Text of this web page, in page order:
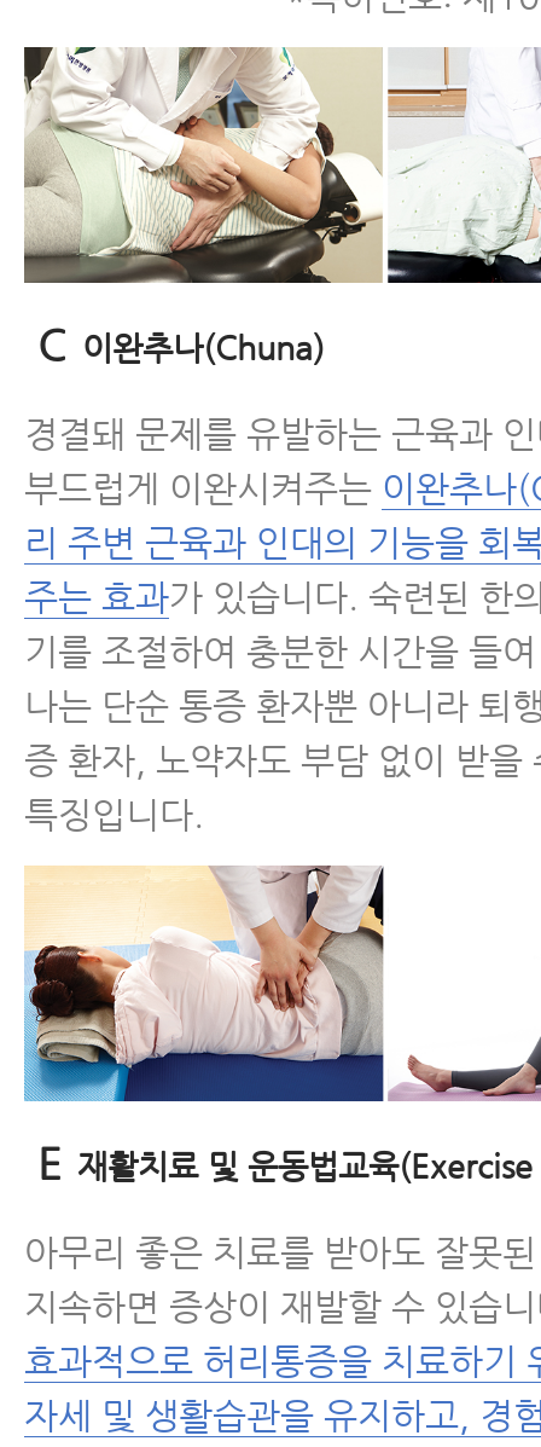
C 이완추나(Chuna)
경결돼 문제를 유발하는 근육과
부드럽게 이완시켜주는 이완추나
리 주변 근육과 인대의 기능을 회
주는 효과가 있습니다. 숙련된 한
기를 조절하여 충분한 시간을 들
나는 단순 통증 환자뿐 아니라 퇴
증 환자, 노약자도 부담 없이 받을
특징입니다.
E 재활치료 및 운동법교육
아무리 좋은 치료를 받아도 잘못
지속하면 증상이 재발할 수 있습
효과적으로 허리통증을 치료하기
자세 및 생활습관을 유지하고, 경